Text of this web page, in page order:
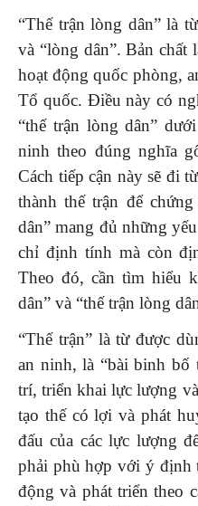
“Thế trận lòng dân” là
và “lòng dân”. Bản chất
hoạt động quốc phòng,
Tổ quốc. Điều này có
“thế trận lòng dân”
ninh theo đúng nghĩa
Cách tiếp cận này sẽ đi
thành thế trận để
dân” mang đủ những
chỉ định tính mà còn
Theo đó, cần tìm hiểu
dân” và “thế trận lòng
“Thế trận” là từ được
an ninh, là “bài binh bố
trí, triển khai lực lượng
tạo thế có lợi và phát
đấu của các lực lượng
phải phù hợp với ý định
động và phát triển theo